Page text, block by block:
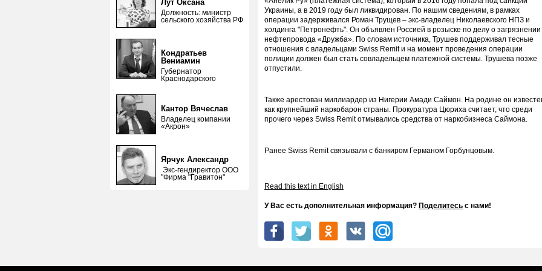
Лут Оксана
Должность: министр
сельского хозяйства РФ
Кондратьев
Вениамин
Губернатор
Краснодарского
Кантор Вячеслав
Владелец компании
«Акрон»
Ярчук Александр
Экс-гендиректор ООО
"Фирма "Гравитон"
Украины, а в 2019 году был ликвидирован. По нашим сведениям, в рамках
операции задерживался Роман Трущев – экс-владелец Николаевского НПЗ и
холдинга "Петронефть". Он объявлен Россией в розыске по делу о загрязнении
нефтепровода «Дружба». По словам источника, Трушев поддерживал тесные
отношения с владельцами Swiss Remit и на момент проведения операции
полиции должен был стать совладельцем платежной системы. Трушева позже
отпустили.
Также арестован миллиардер из Нигерии Амади Саймон. На родине он
как крупнейший наркобарон страны. Прокуратура Цюриха считает, что среди
прочего через Swiss Remit отмывались средства от наркобизнеса Саймона.
Ранее Swiss Remit связывали с банкиром Германом Горбунцовым.
Read this text in English
У Вас есть дополнительная информация? Поделитесь с нами!